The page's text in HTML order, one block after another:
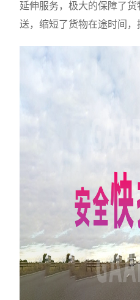
延伸服务，极大的保障了
送，缩短了货物在途时间，